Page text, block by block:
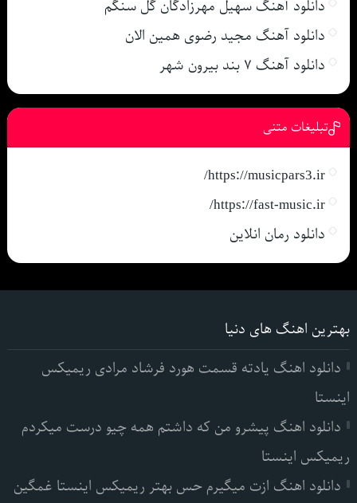
دانلود آهنگ سهیل مهرزادگان گل سنگم
دانلود آهنگ مجید رضوی همین الان
دانلود آهنگ ۷ بند بیرون شهر
تبلیغات متنی
https://musicpars3.ir/
https://fast-music.ir/
دانلود رمان انلاین
بهترین اهنگ های دنیا
دانلود اهنگ یادته قسمت هورد فرشاد مرادی ریمیکس
اینستا
دانلود اهنگ پیشرو من که داشتم همه چیو درست میکردم
ریمیکس اینستا
دانلود اهنگ ازت میگیرم حس بهتر ریمیکس اینستا غمگین